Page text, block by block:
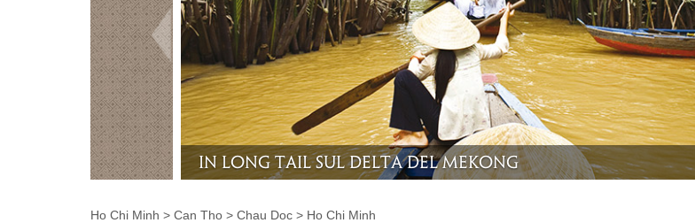
Pescatori a Chau Doc
Ho Chi Minh > Can Tho > Chau Doc > Ho Chi Minh